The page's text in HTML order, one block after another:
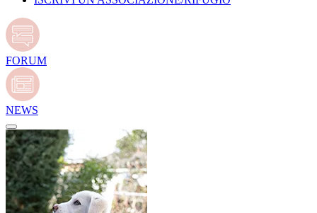
FORUM
NEWS